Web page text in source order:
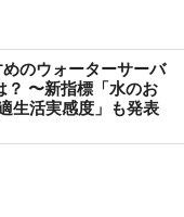
のウォーターサーバ
？ 〜新指標「水のお
生活実感度」も発表